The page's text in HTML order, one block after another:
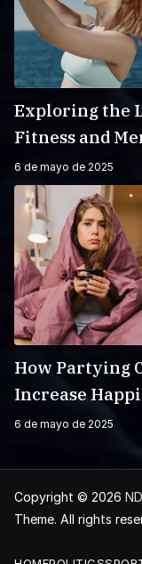
Exploring the
Fitness and
6 de mayo de 2025
How Partying
Increase
6 de mayo de 2025
Copyright © 2026
Theme. All rights